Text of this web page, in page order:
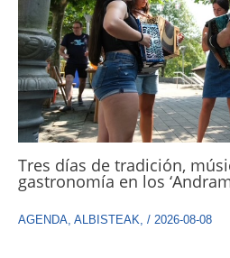
Tres días de tradición,
gastronomía en los
AGENDA ALBISTEAK / 2026-08-08